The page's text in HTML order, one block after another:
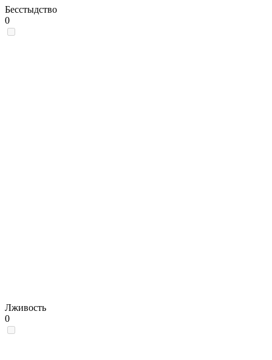
Бесстыдство
0
Лживость
0